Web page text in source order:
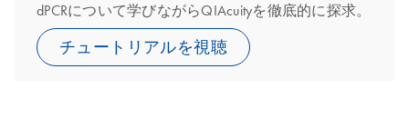
dPCRについて学びながらQIAcuityを徹底的に探求。
チュートリアルを視聴